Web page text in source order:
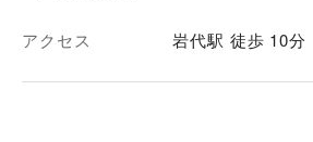
アクセス 岩代駅 徒歩 10分